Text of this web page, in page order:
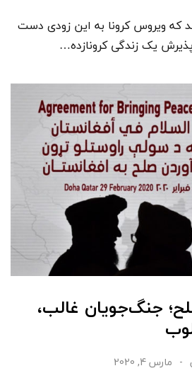
که ویروس کرونا به این زودی دست
یک زندگی کرونازده…
جنگ‌جویان غالب،
مارس 4, 2020